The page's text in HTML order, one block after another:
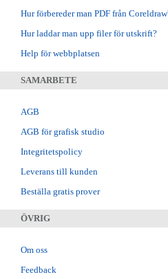
Hur förbereder man PDF från
Hur laddar man upp filer för utskrift?
Help för webbplatsen
SAMARBETE
AGB
AGB för grafisk studio
Integritetspolicy
Leverans till kunden
Beställa gratis prover
ÖVRIG
Om oss
Feedback